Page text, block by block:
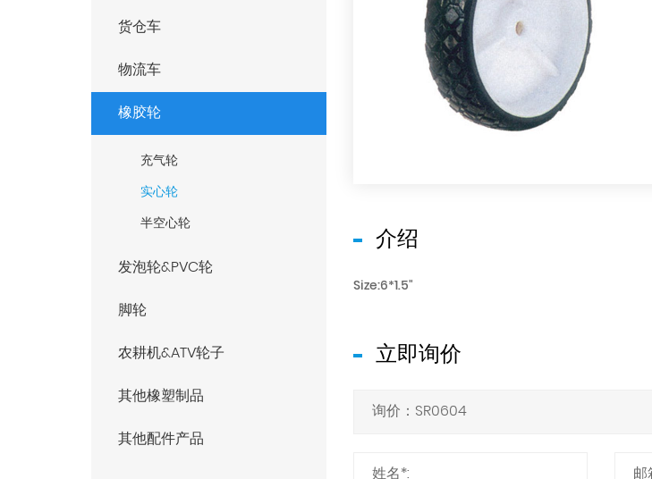
货仓车
物流车
橡胶轮
充气轮
实心轮
半空心轮
发泡轮&PVC轮
脚轮
农耕机&ATV轮子
其他橡塑制品
其他配件产品
介绍
Size:6*1.5"
立即询价